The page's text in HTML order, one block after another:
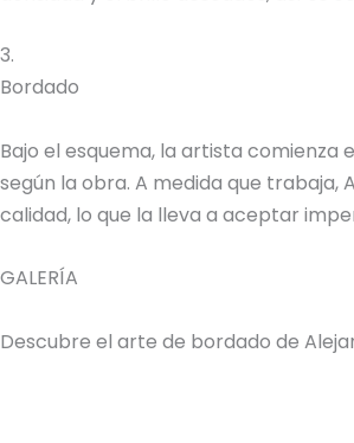
3.
Bordado
Bajo el esquema, la artista
según la obra. A medida que trabaja,
calidad, lo que la lleva a aceptar
GALERÍA
Descubre el arte de bordado de